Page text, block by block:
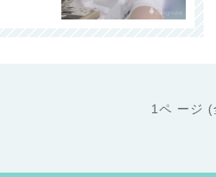
1ペ ージ (